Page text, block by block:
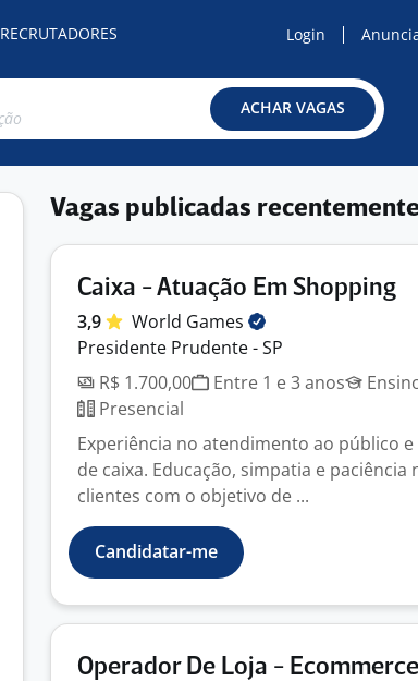
RECRUTADORES Login
ACHAR VAGAS
Vagas publicadas recentemente
Caixa - Atuação Em Shopping
3,9 World Games
Presidente Prudente - SP
R$ 1.700,00
Entre 1 e 3 anos
Presencial
Experiência no atendimento ao público
de caixa. Educação, simpatia e
clientes com o objetivo de ...
Candidatar-me
Operador De Loja - Ecommerce